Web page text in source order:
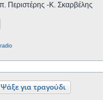
Περιστέρης -Κ. Σκαρβέλης